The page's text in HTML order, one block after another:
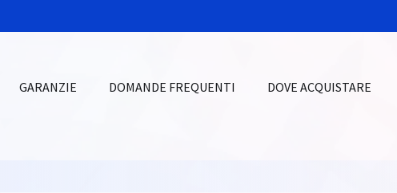
GARANZIE DOMANDE FREQUENTI DOVE ACQUISTARE